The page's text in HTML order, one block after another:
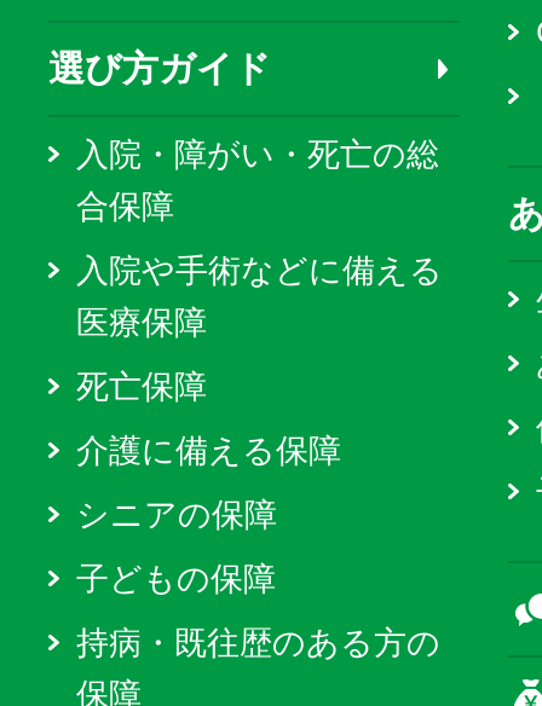
選び方ガイド
入院・障がい・死亡の総
合保障
入院や手術などに備える
医療保障
死亡保障
介護に備える保障
シニアの保障
子どもの保障
持病・既往歴のある方の
保障